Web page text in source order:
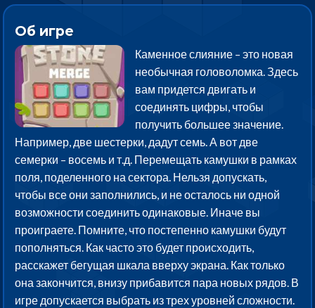
Об игре
Каменное слияние – это новая
необычная головоломка. Здесь
вам придется двигать и
соединять цифры, чтобы
получить большее значение.
Например, две шестерки, дадут семь. А вот две
семерки – восемь и т.д. Перемещать камушки в рамках
поля, поделенного на сектора. Нельзя допускать,
чтобы все они заполнились, и не осталось ни одной
возможности соединить одинаковые. Иначе вы
проиграете. Помните, что постепенно камушки будут
пополняться. Как часто это будет происходить,
расскажет бегущая шкала вверху экрана. Как только
она закончится, внизу прибавится пара новых рядов. В
игре допускается выбрать из трех уровней сложности.